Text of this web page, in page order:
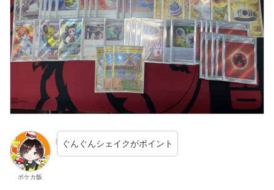
ポケカ飯
ぐんぐんシェイクがポイント